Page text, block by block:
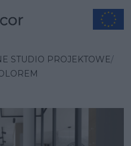
STUDIO PROJEKTOWE